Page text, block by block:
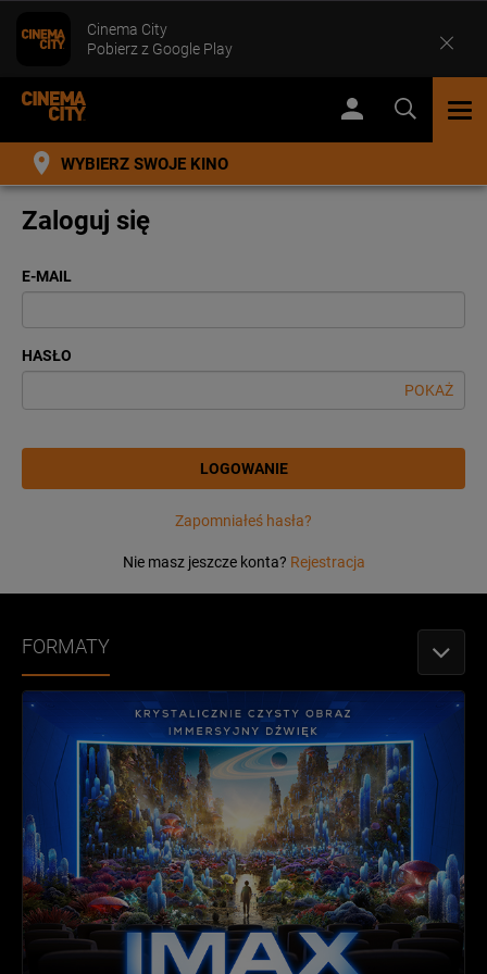
WYBIERZ SWOJE KINO
Zaloguj się
E-MAIL
HASŁO
POKAŻ
LOGOWANIE
Zapomniałeś hasła?
Nie masz jeszcze konta? Rejestracja
FORMATY
Cinema City
Pobierz z Google Play